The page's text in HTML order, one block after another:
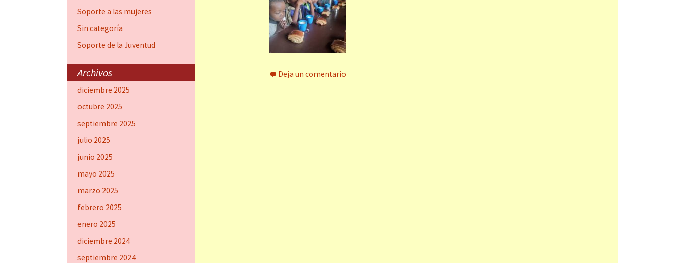
Deja un comentario
Soporte a las mujeres
Sin categoría
Soporte de la Juventud
Archivos
diciembre 2025
octubre 2025
septiembre 2025
julio 2025
junio 2025
mayo 2025
marzo 2025
febrero 2025
enero 2025
diciembre 2024
septiembre 2024